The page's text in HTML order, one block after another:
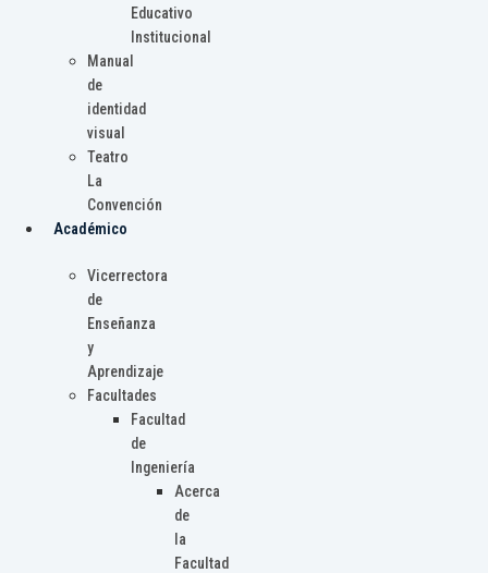
Educativo
Institucional
Manual
de
identidad
visual
Teatro
La
Convención
Académico
Vicerrectora
de
Enseñanza
y
Aprendizaje
Facultades
Facultad
de
Ingeniería
Acerca
de
la
Facultad